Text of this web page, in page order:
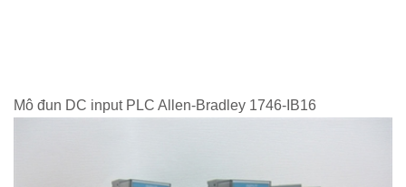
Mô đun DC input PLC Allen-Bradley 1746-IB16